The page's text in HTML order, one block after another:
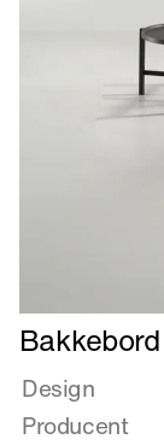
Læs
mere
om
Bakkebord
Bakkebord
Design
Producent